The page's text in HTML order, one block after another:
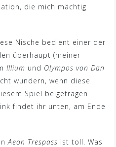
die mich mächtig
Nische bedient einer der
überhaupt (meiner
Illium und Olympos von Dan
wundern, wenn diese
Spiel beigetragen
findet ihr unten, am Ende
Aeon Trespass ist toll. Was